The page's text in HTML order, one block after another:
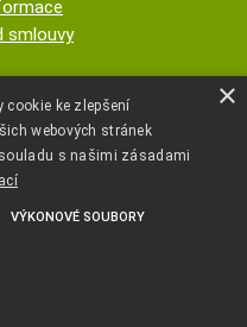
smlouvy
- KRISTA
600
×
ke zlepšení
webových stránek
s našimi zásadami
VÝKONOVÉ SOUBORY